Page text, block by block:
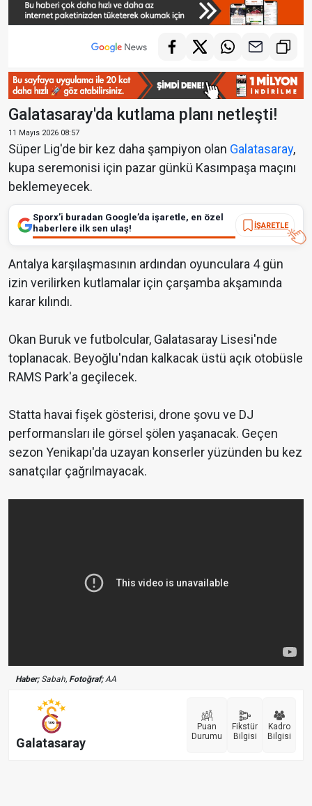
Galatasaray'da kutlama planı netleşti!
11 Mayıs 2026 08:57
Süper Lig'de bir kez daha şampiyon olan Galatasaray,
kupa seremonisi için pazar günkü Kasımpaşa maçını
beklemeyecek.
Sporx’i buradan Google’da işaretle, en özel
haberlere ilk sen ulaş!
İŞARETLE
Antalya karşılaşmasının ardından oyunculara 4 gün
izin verilirken kutlamalar için çarşamba akşamında
karar kılındı.
Okan Buruk ve futbolcular, Galatasaray Lisesi'nde
toplanacak. Beyoğlu'ndan kalkacak üstü açık otobüsle
RAMS Park'a geçilecek.
Statta havai fişek gösterisi, drone şovu ve DJ
performansları ile görsel şölen yaşanacak. Geçen
sezon Yenikapı'da uzayan konserler yüzünden bu kez
sanatçılar çağrılmayacak.
Haber;Sabah, Fotoğraf;AA
Galatasaray
Puan
Durumu
Fikstür
Bilgisi
Kadro
Bilgisi